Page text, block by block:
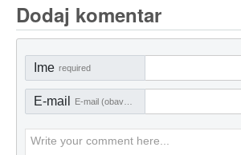
Dodaj komentar
Ime required
E-mail